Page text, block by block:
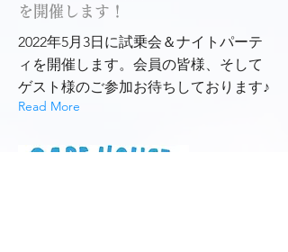
を開催します！
2022年5月3日に試乗会＆ナイトパーテ
ィを開催します。会員の皆様、そして
ゲスト様のご参加お待ちしております♪
Read More